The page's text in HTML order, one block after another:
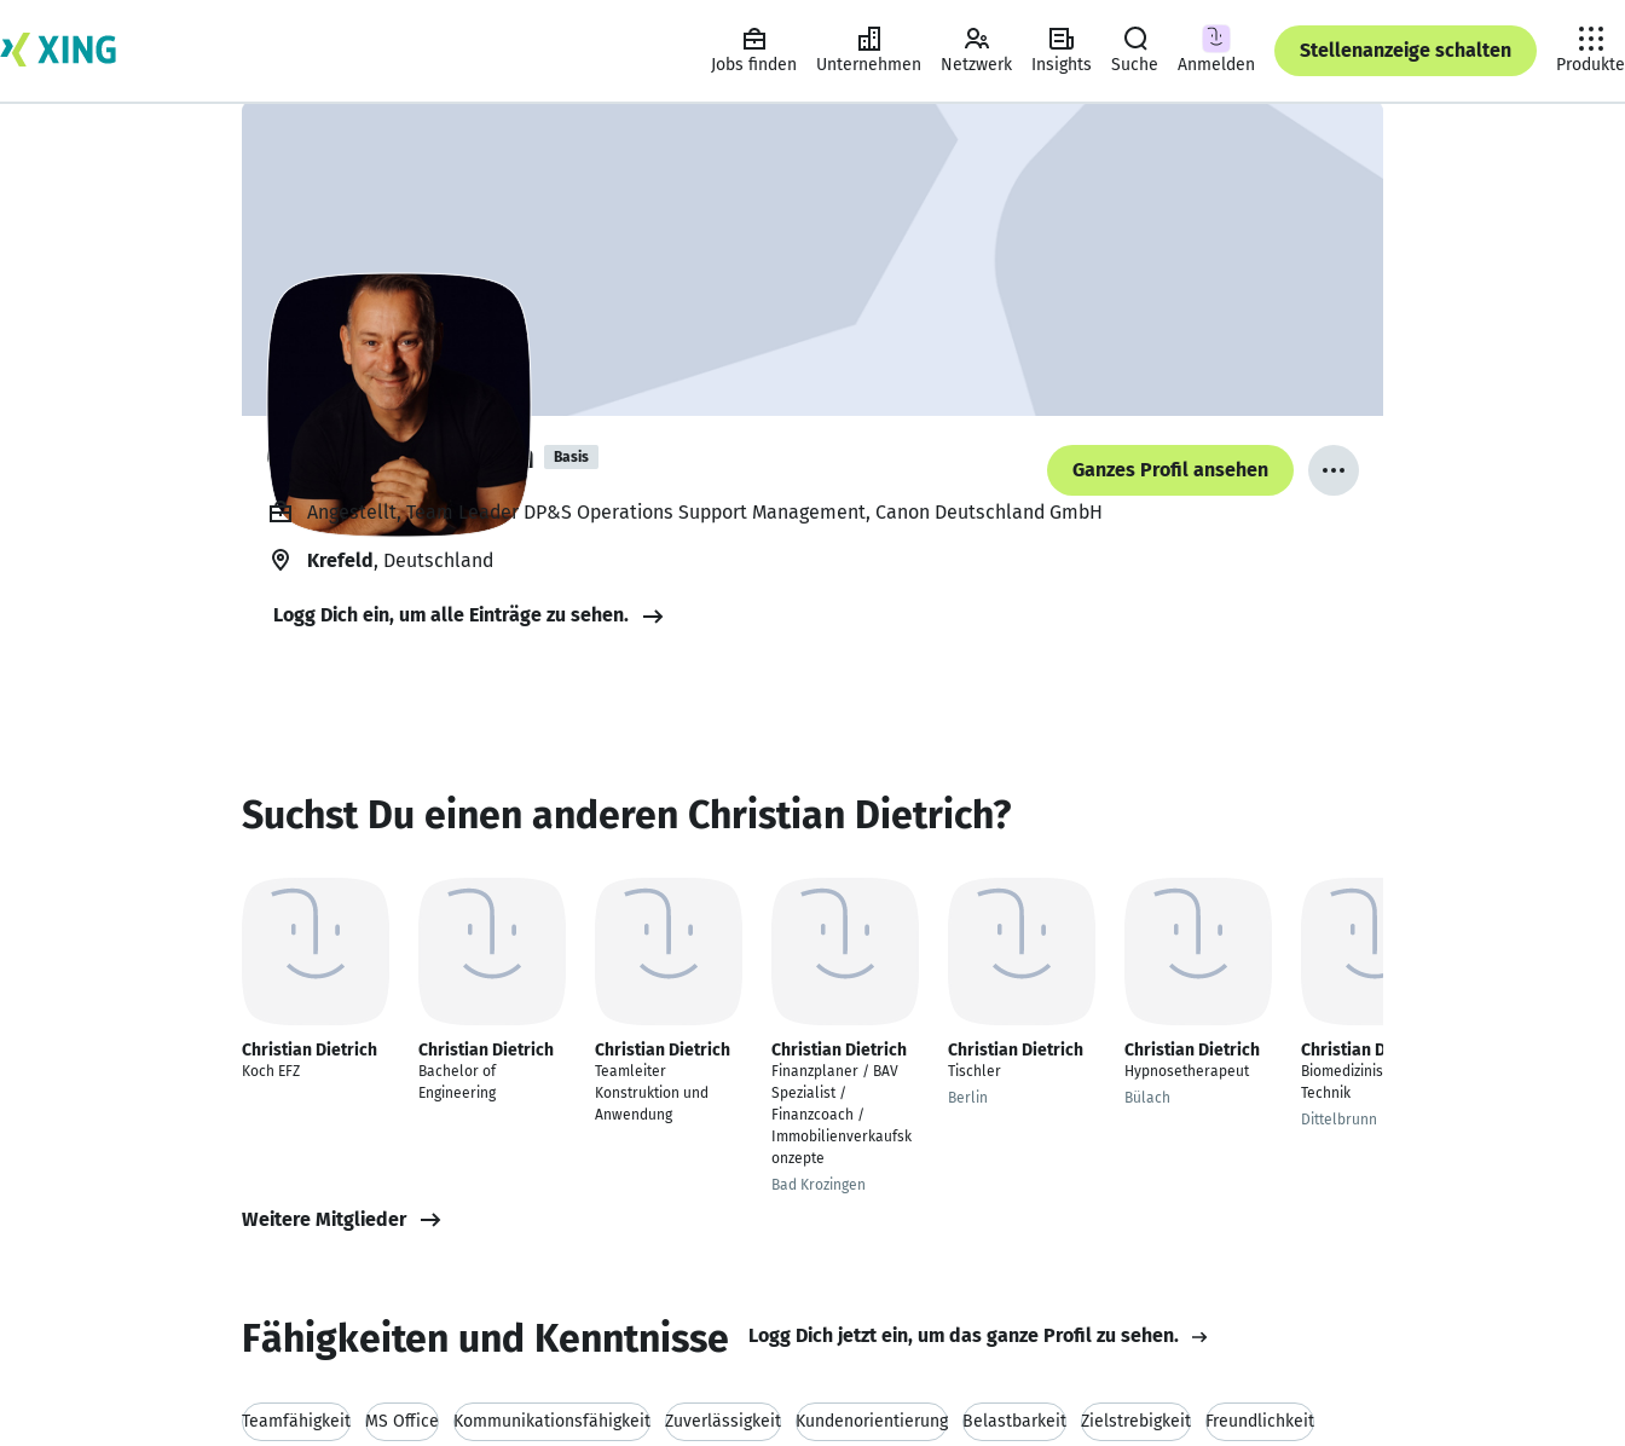
Jobs finden Unternehmen Netzwerk Insights Suche Anmelden
Stellenanzeige schalten
Produkte
Christian Dietrich Basis
Ganzes Profil ansehen
Angestellt, Team Leader DP&S Operations Support Management, Canon Deutschland GmbH
Krefeld, Deutschland
Logg Dich ein, um alle Einträge zu sehen.
Suchst Du einen anderen Christian Dietrich?
Christian Dietrich
Koch EFZ
Christian Dietrich
Bachelor of
Engineering
Christian Dietrich
Teamleiter
Konstruktion und
Anwendung
Christian Dietrich
Finanzplaner / BAV
Spezialist /
Finanzcoach /
Immobilienverkaufsk
onzepte
Bad Krozingen
Christian Dietrich
Tischler
Berlin
Christian Dietrich
Hypnosetherapeut
Bülach
Christian Dietrich
Biomedizinische
Technik
Dittelbrunn
Weitere Mitglieder
Fähigkeiten und Kenntnisse Logg Dich jetzt ein, um das ganze Profil zu sehen.
Teamfähigkeit MS Office Kommunikationsfähigkeit Zuverlässigkeit Kundenorientierung Belastbarkeit Zielstrebigkeit Freundlichkeit